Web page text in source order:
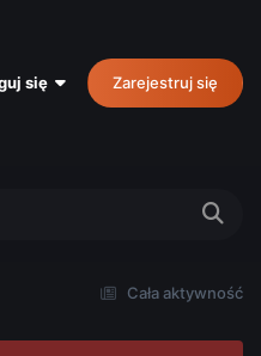
się Zarejestruj się
Cała aktywność